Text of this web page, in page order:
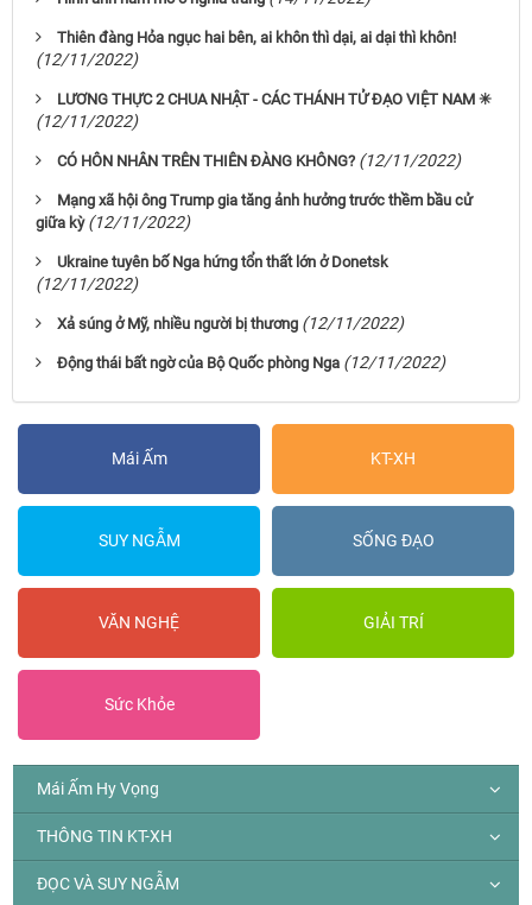
Thiên đàng Hỏa ngục hai bên, ai khôn thì dại, ai dại thì khôn!
(12/11/2022)
LƯƠNG THỰC 2 CHUA NHẬT - CÁC THÁNH TỬ ĐẠO VIỆT NAM ✳
(12/11/2022)
CÓ HÔN NHÂN TRÊN THIÊN ĐÀNG KHÔNG? (12/11/2022)
Mạng xã hội ông Trump gia tăng ảnh hưởng trước thềm bầu cử
giữa kỳ (12/11/2022)
Ukraine tuyên bố Nga hứng tổn thất lớn ở Donetsk
(12/11/2022)
Xả súng ở Mỹ, nhiều người bị thương (12/11/2022)
Động thái bất ngờ của Bộ Quốc phòng Nga (12/11/2022)
Mái Ấm KT-XH
SUY NGẪM SỐNG ĐẠO
VĂN NGHỆ GIẢI TRÍ
Sức Khỏe
Mái Ấm Hy Vọng
THÔNG TIN KT-XH
ĐỌC VÀ SUY NGẪM